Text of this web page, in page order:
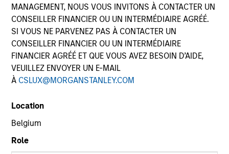
MANAGEMENT, NOUS VOUS INVITONS À CONTACTER UN
CONSEILLER FINANCIER OU UN INTERMÉDIAIRE AGRÉÉ.
SI VOUS NE PARVENEZ PAS À CONTACTER UN
CONSEILLER FINANCIER OU UN INTERMÉDIAIRE
FINANCIER AGRÉÉ ET QUE VOUS AVEZ BESOIN D’AIDE,
VEUILLEZ ENVOYER UN E-MAIL
À CSLUX@MORGANSTANLEY.COM
Location
Belgium
Role